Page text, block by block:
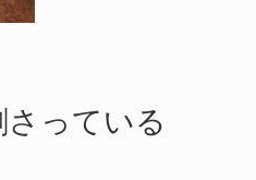
っている